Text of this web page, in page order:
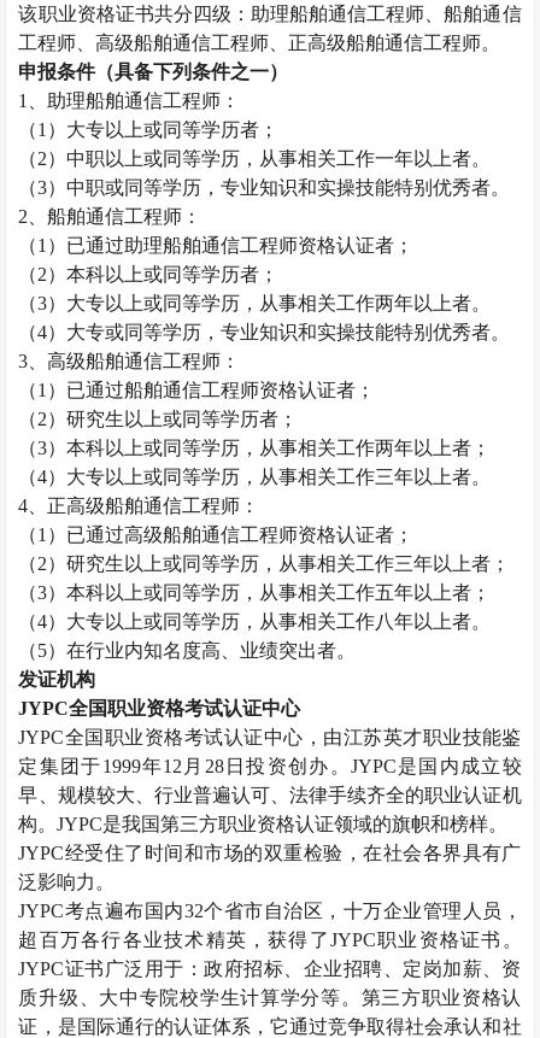
该职业资格证书共分四级：助理船舶通信工程师、船舶通信
工程师、高级船舶通信工程师、正高级船舶通信工程师。
申报条件（具备下列条件之一）
1
、助理船舶通信工程师：
（1 ）大专以上或同等学历者；
（2）中职以上或同等学历，从事相关工作一年以上者。
（3）中职或同等学历，专业知识和实操技能特别优秀者。
2 、船舶通信工程师：
（1 ）已通过助理船舶通信工程师资格认证者；
（2）本科以上或同等学历者；
（3）大专以上或同等学历，从事相关工作两年以上者。
（4）大专或同等学历，专业知识和实操技能特别优秀者。
3 、高级船舶通信工程师：
（1 ）已通过船舶通信工程师资格认证者；
（2）研究生以上或同等学历者；
（3）本科以上或同等学历，从事相关工作两年以上者；
（4）大专以上或同等学历，从事相关工作三年以上者。
4 、正高级船舶通信工程师：
（1 ）已通过高级船舶通信工程师资格认证者；
（2）研究生以上或同等学历，从事相关工作三年以上者；
（3）本科以上或同等学历，从事相关工作五年以上者；
（4）大专以上或同等学历，从事相关工作八年以上者。
（5）在行业内知名度高、业绩突出者。
发证机构
JYPC全国职业资格考试认证中心
JYPC全国职业资格考试认证中心，由江苏英才职业技能鉴
定集团于1999年12 月 28日投资创办。 JYPC是国内成立较
早、规模较大、行业普遍认可、法律手续齐全的职业认证机
构。JYPC是我国第三方职业资格认证领域的旗帜和榜样。
JYPC经受住了时间和市场的双重检验，在社会各界具有广
泛影响力。
JYPC考点遍布国内32个省市自治区，十万企业管理人员，
超百万各行各业技术精英，获得了JYPC职业资格证书。
JYPC证书广泛用于：政府招标、企业招聘、定岗加薪、资
质升级、大中专院校学生计算学分等。第三方职业资格认
证，是国际通行的认证体系，它通过竞争取得社会承认和社